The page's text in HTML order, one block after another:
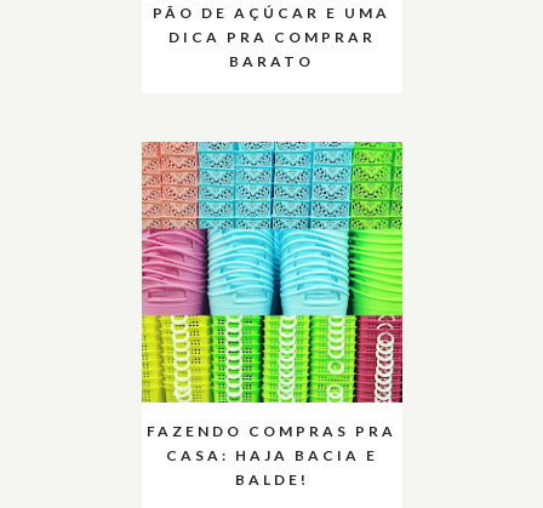
PÃO DE AÇÚCAR E UMA
DICA PRA COMPRAR
BARATO
FAZENDO COMPRAS PRA
CASA: HAJA BACIA E
BALDE!